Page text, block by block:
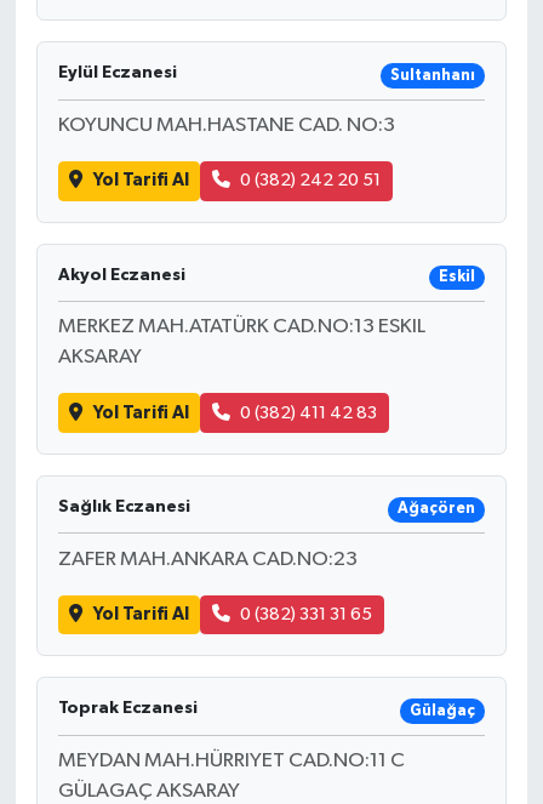
Eylül Eczanesi Sultanhanı
KOYUNCU MAH.HASTANE CAD. NO:3
Yol Tarifi Al 0 (382) 242 20 51
Akyol Eczanesi Eskil
MERKEZ MAH.ATATÜRK CAD.NO:13 ESKIL
AKSARAY
Yol Tarifi Al 0 (382) 411 42 83
Sağlık Eczanesi Ağaçören
ZAFER MAH.ANKARA CAD.NO:23
Yol Tarifi Al 0 (382) 331 31 65
Toprak Eczanesi Gülağaç
MEYDAN MAH.HÜRRIYET CAD.NO:11 C
GÜLAGAÇ AKSARAY